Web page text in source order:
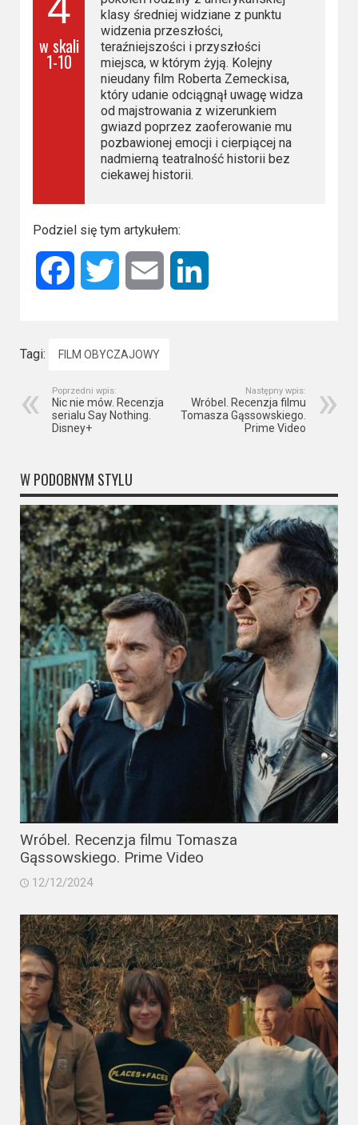
w skali
1-10
klasy średniej widziane z punktu
widzenia przeszłości,
teraźniejszości i przyszłości
miejsca, w którym żyją. Kolejny
nieudany film Roberta Zemeckisa,
który udanie odciągnął uwagę widza
od majstrowania z wizerunkiem
gwiazd poprzez zaoferowanie mu
pozbawionej emocji i cierpiącej na
nadmierną teatralność historii bez
ciekawej historii.
Podziel się tym artykułem:
Facebook Twitter Email
Tagi: FILM OBYCZAJOWY
Poprzedni wpis:
Nic nie mów. Recenzja
serialu Say Nothing.
Disney+
Następny wpis:
Wróbel. Recenzja filmu
Tomasza Gąssowskiego.
Prime Video
W PODOBNYM STYLU
Wróbel. Recenzja filmu Tomasza
Gąssowskiego. Prime Video
12/12/2024